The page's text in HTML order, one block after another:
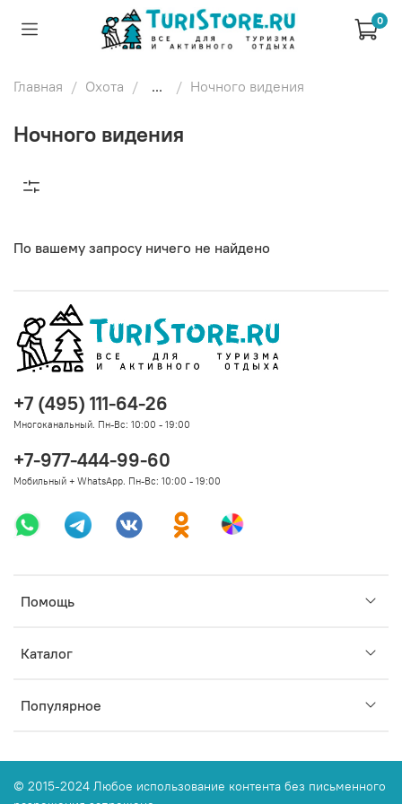
0
Главная Охота ... Ночного видения
Ночного видения
По вашему запросу ничего не найдено
Помощь
Каталог
Популярное
+7 (495) 111-64-26
Многоканальный. Пн-Вс: 10:00 - 19:00
+7-977-444-99-60
Мобильный + WhatsApp. Пн-Вс: 10:00 - 19:00
© 2015-2024 Любое использование контента без письменного